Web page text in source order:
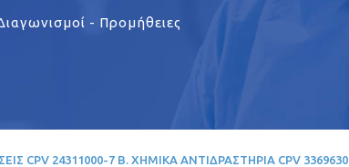
- Προμήθειες
CPV 24311000-7 Β. ΧΗΜΙΚΑ ΑΝΤΙΔΡΑΣΤΗΡΙΑ CPV